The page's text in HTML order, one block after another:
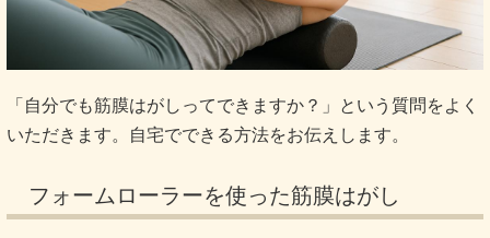
「自分でも筋膜はがしってできますか？」という質問をよく
いただきます。自宅でできる方法をお伝えします。
フォームローラーを使った筋膜はがし